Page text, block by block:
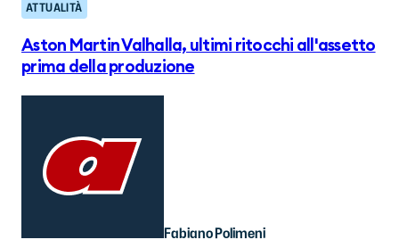
ATTUALITÀ
Aston Martin Valhalla, ultimi ritocchi all'assetto
prima della produzione
Fabiano Polimeni